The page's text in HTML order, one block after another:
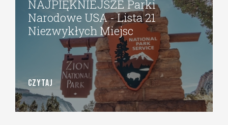
NAJPIĘKNIEJSZE Parki
Narodowe USA - Lista 21
Niezwykłych Miejsc
CZYTAJ